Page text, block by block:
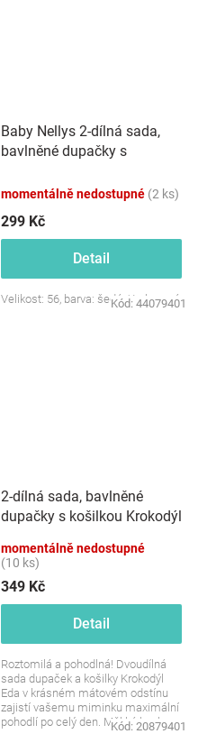
Baby Nellys 2-dílná sada,
bavlněné dupačky s
momentálně nedostupné (2 ks)
299 Kč
Detail
Velikost: 56, barva: šedá / tyrkysová
Kód: 44079401
2-dílná sada, bavlněné
dupačky s košilkou Krokodýl
momentálně nedostupné
(10 ks)
349 Kč
Detail
Roztomilá a pohodlná! Dvoudílná
sada dupaček a košilky Krokodýl
Eda v krásném mátovém odstínu
zajistí vašemu miminku maximální
pohodlí po celý den. Měkká bavlna
Kód: 20879401